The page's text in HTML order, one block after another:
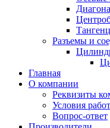
Разъемы и
Главная
О компании
Реквизиты
Условия
Вопрос-ответ